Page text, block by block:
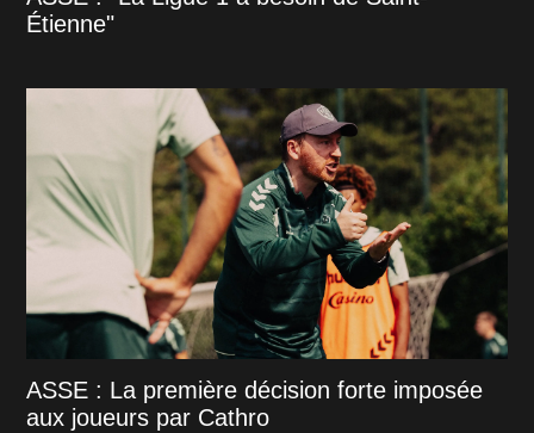
Étienne"
ASSE : La première décision forte imposée
aux joueurs par Cathro